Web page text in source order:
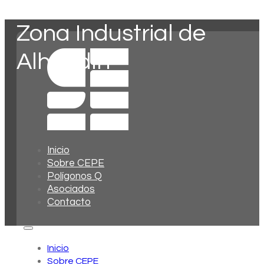
Inicio
Sobre CEPE
Polígonos Q
Asociados
Contacto
Inicio
Sobre CEPE
Zona Industrial de
Alhendín